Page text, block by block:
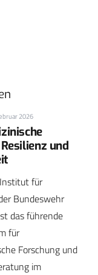
2026
und
für
Bundeswehr
das führende
für
Forschung und
im